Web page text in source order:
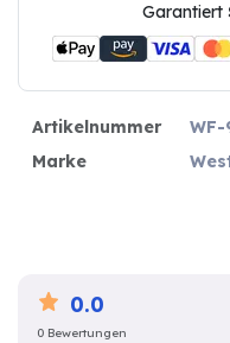
Garantiert
Artikelnummer
WF-
Marke
0.0
0 Bewertungen